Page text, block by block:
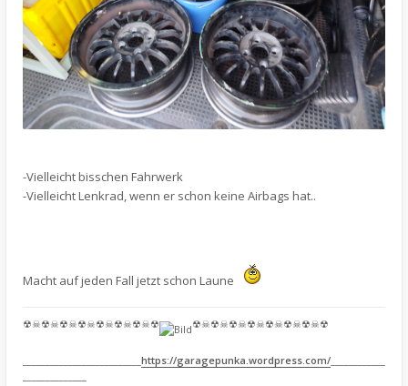
-Vielleicht bisschen Fahrwerk
-Vielleicht Lenkrad, wenn er schon keine Airbags hat..
Macht auf jeden Fall jetzt schon Laune
☢☠☢☠☢☠☢☠☢☠☢☠☢☠☢ ☢☠☢☠☢☠☢☠☢☠☢☠☢☠☢
https://garagepunka.wordpress.com/